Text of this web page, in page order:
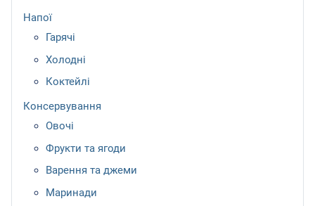
Напої
Гарячі
Холодні
Коктейлі
Консервування
Овочі
Фрукти та ягоди
Варення та джеми
Маринади